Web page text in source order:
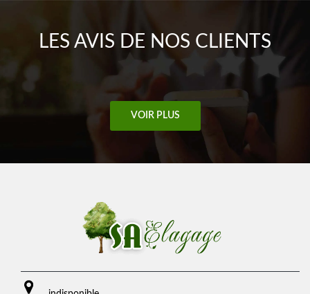
LES AVIS DE NOS CLIENTS
VOIR PLUS